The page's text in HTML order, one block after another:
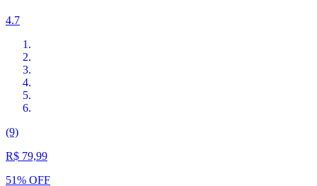
4.7
(9)
R$ 79,99
51% OFF